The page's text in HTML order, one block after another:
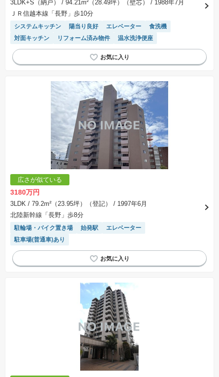
3LDK+S（納戸） / 94.21m²（28.49坪）（壁芯）
/ 1988年7月
ＪＲ信越本線「長野」歩10分
システムキッチン 陽当り良好 エレベーター
食洗機
対面キッチン
リフォーム済み物件 温水洗浄便座
広さが似ている
3180万円
3LDK / 79.2m²（23.95坪）（登記）
/ 1997年6月
北陸新幹線「長野」歩8分
駐輪場・バイク置き場 始発駅
エレベーター
駐車場(普通車)あり